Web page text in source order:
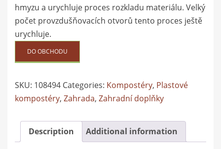
hmyzu a urychluje proces rozkladu materiálu. Velký
počet provzdušňovacích otvorů tento proces ještě
urychluje.
DO OBCHODU
SKU: 108494 Categories: Kompostéry, Plastové
kompostéry, Zahrada, Zahradní doplňky
Description Additional information